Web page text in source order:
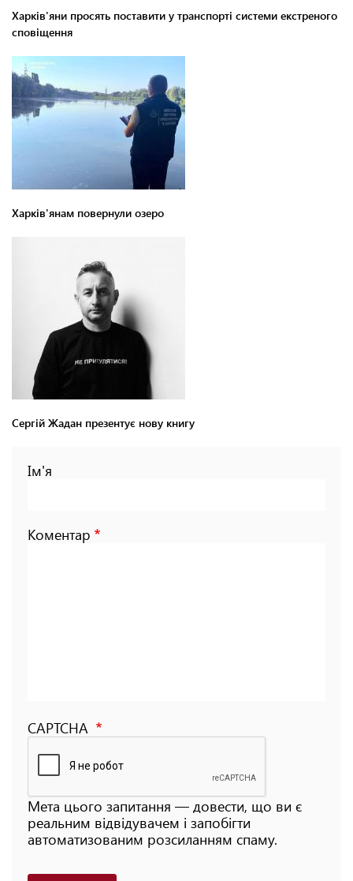
Харків'яни просять поставити у транспорті системи екстреного
сповіщення
Харків'янам повернули озеро
Сергій Жадан презентує нову книгу
Ім'я
Коментар
CAPTCHA
Мета цього запитання — довести, що ви є
реальним відвідувачем і запобігти
автоматизованим розсиланням спаму.